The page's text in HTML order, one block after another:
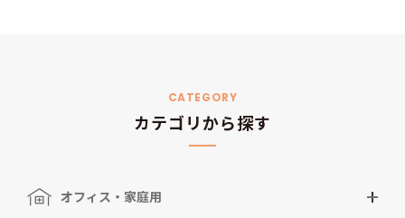
CATEGORY
カテゴリから探す
オフィス・家庭用